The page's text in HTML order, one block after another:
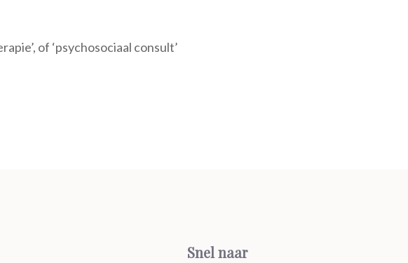
of ‘psychosociaal consult’
Snel naar